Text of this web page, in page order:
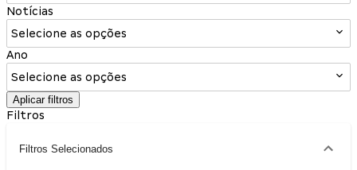
Notícias
Selecione as opções
Ano
Selecione as opções
Aplicar filtros
Filtros
Filtros Selecionados